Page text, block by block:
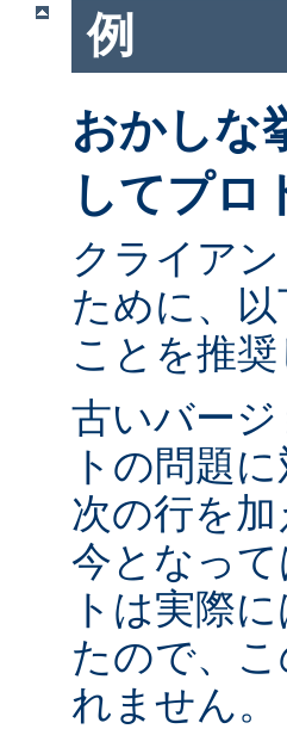
例
おかしな
してプロ
クライア
ために、
ことを推奨
古いバー
トの問題
次の行を
今となっ
トは実際
たので、
れません。